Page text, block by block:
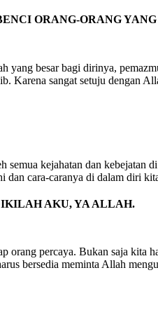
ORANG-ORANG
yang besar bagi dirinya,
Karena sangat setuju dengan
semua kejahatan dan kebejatan
dan cara-caranya di dalam diri
AKU, YA ALLAH.
orang percaya. Bukan saja kita
bersedia meminta Allah